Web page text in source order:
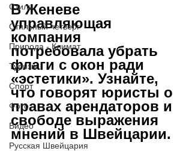
Стиль
Стильный четверг
Природа - Климат
Туризм
Спорт
Фото
Видео
Русская Швейцария
В Женеве
управляющая
компания
потребовала убрать
флаги с окон ради
«эстетики». Узнайте,
что говорят юристы о
правах арендаторов и
свободе выражения
мнений в Швейцарии.